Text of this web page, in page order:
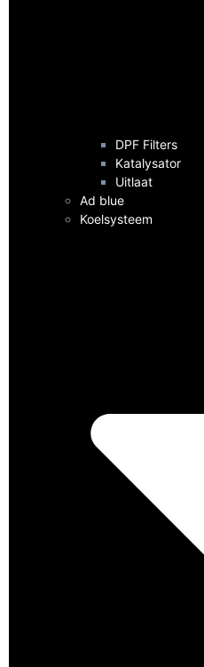
DPF Filters
Katalysator
Uitlaat
Ad blue
Koelsysteem